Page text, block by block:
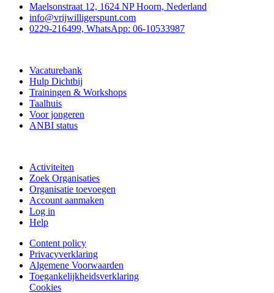
Maelsonstraat 12, 1624 NP Hoorn, Nederland
info@vrijwilligerspunt.com
0229-216499, WhatsApp: 06-10533987
Vacaturebank
Hulp Dichtbij
Trainingen & Workshops
Taalhuis
Voor jongeren
ANBI status
Activiteiten
Zoek Organisaties
Organisatie toevoegen
Account aanmaken
Log in
Help
Content policy
Privacyverklaring
Algemene Voorwaarden
Toegankelijkheidsverklaring
Cookies